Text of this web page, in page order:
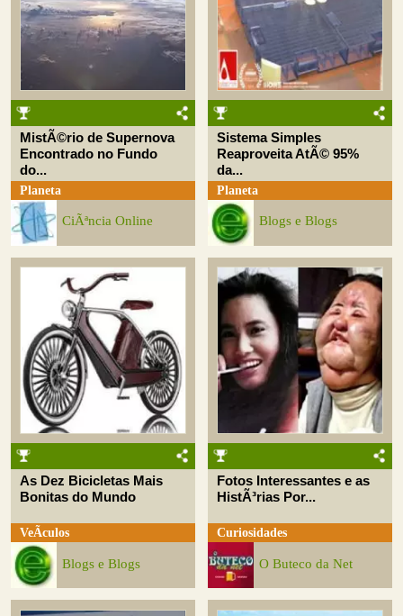
MistÃ©rio de Supernova
Encontrado no Fundo
do...
Planeta
CiÃªncia Online
Sistema Simples
Reaproveita AtÃ© 95%
da...
Planeta
Blogs e Blogs
As Dez Bicicletas Mais
Bonitas do Mundo
VeÃ­culos
Blogs e Blogs
Fotos Interessantes e as
HistÃ³rias Por...
Curiosidades
O Buteco da Net